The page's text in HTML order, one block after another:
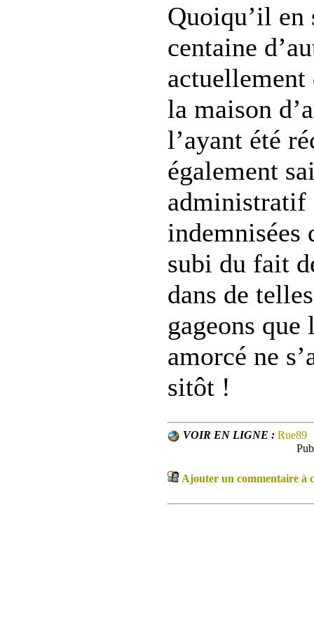
Quoiqu’il en
centaine
actuellement
la maison
l’ayant été
également
administratif
indemnisées
subi du fait
dans de
gageons
amorcé ne
sitôt !
VOIR EN LIGNE : Rue89
Ajouter un commentaire à